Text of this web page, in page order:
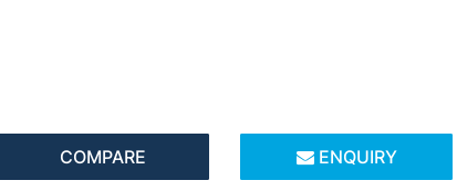
COMPARE ENQUIRY